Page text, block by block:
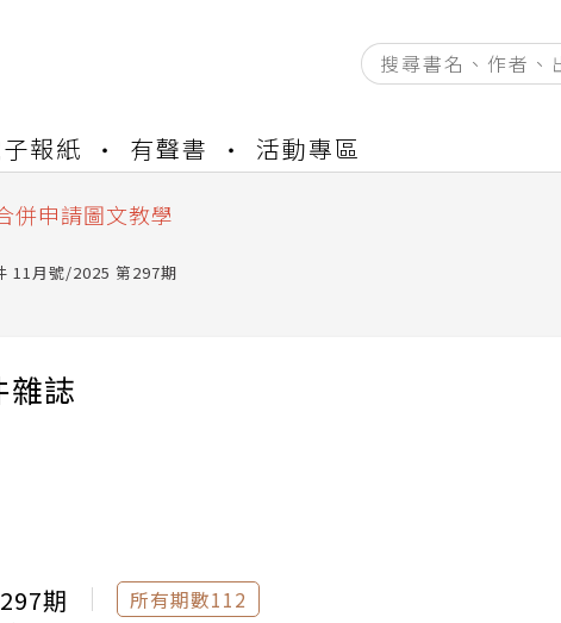
報紙 有聲書 活動專區
申請
併申請圖文教學
申請
11月號/2025 第297期
雜誌
期
所有期數112